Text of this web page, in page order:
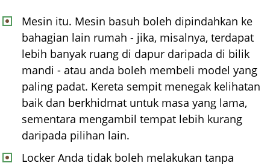
Mesin itu. Mesin basuh boleh dipindahkan ke
bahagian lain rumah - jika, misalnya, terdapat
lebih banyak ruang di dapur daripada di bilik
mandi - atau anda boleh membeli model yang
paling padat. Kereta sempit menegak kelihatan
baik dan berkhidmat untuk masa yang lama,
sementara mengambil tempat lebih kurang
daripada pilihan lain.
Locker Anda tidak boleh melakukan tanpa